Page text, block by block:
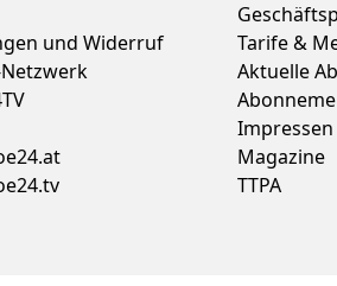
und Widerruf
Tarife &
Aktuelle
Magazine
TTPA